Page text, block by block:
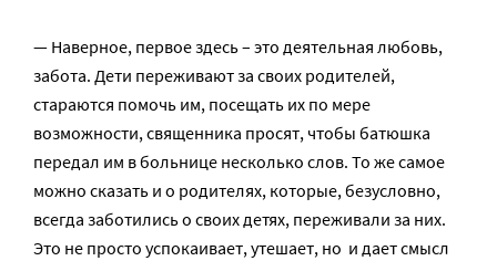
— Наверное, первое здесь – это деятельная любовь,
забота. Дети переживают за своих родителей,
стараются помочь им, посещать их по мере
возможности, священника просят, чтобы батюшка
передал им в больнице несколько слов. То же самое
можно сказать и о родителях, которые, безусловно,
всегда заботились о своих детях, переживали за них.
Это не просто успокаивает, утешает, но и дает смысл